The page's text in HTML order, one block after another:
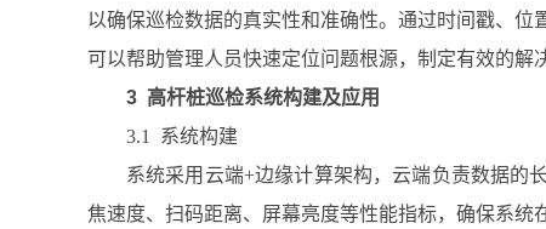
以确保巡检数据的真实性和准确性。通过时间戳、
可以帮助管理人员快速定位问题根源，制定有效的解
3 高杆桩巡检系统构建及应用
3.1 系统构建
系统采用云端+边缘计算架构，云端负责数据的
焦速度、扫码距离、屏幕亮度等性能指标，确保系